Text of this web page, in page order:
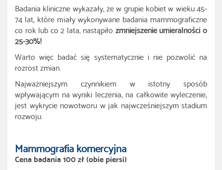
Badania kliniczne wykazały, że w grupie kobiet w wieku 45-
74 lat, które miały wykonywane badania mammograficzne
co rok lub co 2 lata, nastąpiło zmniejszenie umieralności o
25-30%!
Warto więc badać się systematycznie i nie pozwolić na
rozrost zmian.
Najważniejszym czynnikiem w istotny sposób
wpływającym na wyniki leczenia, na całkowite wyleczenie,
jest wykrycie nowotworu w jak najwcześniejszym stadium
rozwoju.
Mammografia komercyjna
Cena badania 100 zł (obie piersi)